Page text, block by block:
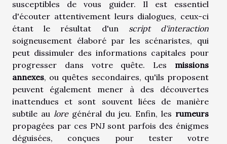
susceptibles de vous guider. Il est essentiel
d'écouter attentivement leurs dialogues, ceux-ci
étant le résultat d'un script d'interaction
soigneusement élaboré par les scénaristes, qui
peut dissimuler des informations capitales pour
progresser dans votre quête. Les missions
annexes, ou quêtes secondaires, qu'ils proposent
peuvent également mener à des découvertes
inattendues et sont souvent liées de manière
subtile au loregénéral du jeu. Enfin, les rumeurs
propagées par ces PNJ sont parfois des énigmes
déguisées, conçues pour tester votre